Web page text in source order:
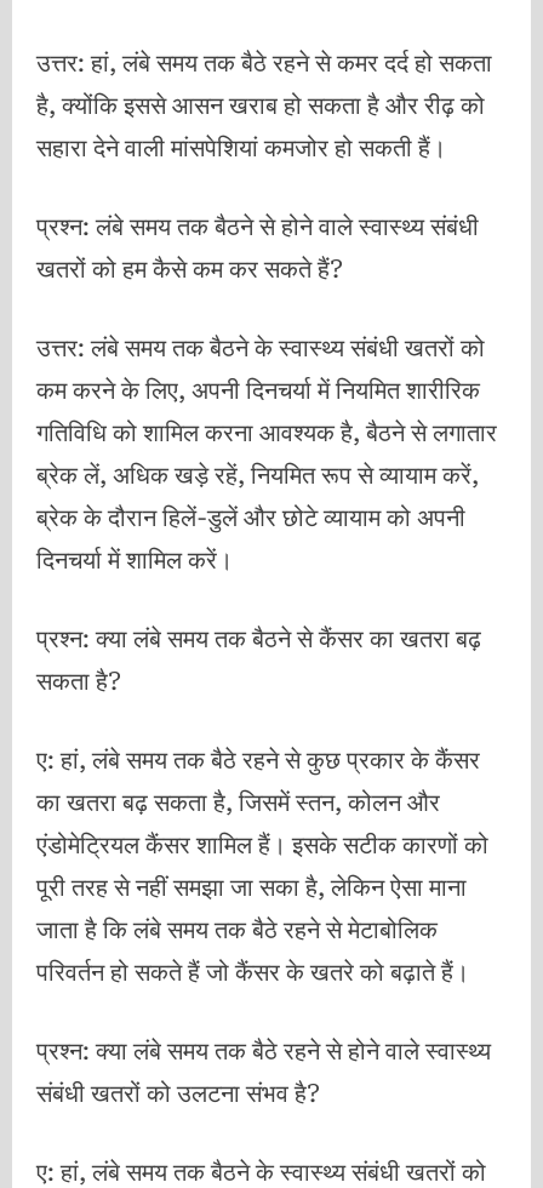
उत्तर: हां, लंबे समय तक बैठे रहने से कमर दर्द हो सकता
है, क्योंकि इससे आसन खराब हो सकता है और रीढ़ को
सहारा देने वाली मांसपेशियां कमजोर हो सकती हैं।
प्रश्न: लंबे समय तक बैठने से होने वाले स्वास्थ्य संबंधी
खतरों को हम कैसे कम कर सकते हैं?
उत्तर: लंबे समय तक बैठने के स्वास्थ्य संबंधी खतरों को
कम करने के लिए, अपनी दिनचर्या में नियमित शारीरिक
गतिविधि को शामिल करना आवश्यक है, बैठने से लगातार
ब्रेक लें, अधिक खड़े रहें, नियमित रूप से व्यायाम करें,
ब्रेक के दौरान हिलें-डुलें और छोटे व्यायाम को अपनी
दिनचर्या में शामिल करें।
प्रश्न: क्या लंबे समय तक बैठने से कैंसर का खतरा बढ़
सकता है?
ए: हां, लंबे समय तक बैठे रहने से कुछ प्रकार के कैंसर
का खतरा बढ़ सकता है, जिसमें स्तन, कोलन और
एंडोमेट्रियल कैंसर शामिल हैं। इसके सटीक कारणों को
पूरी तरह से नहीं समझा जा सका है, लेकिन ऐसा माना
जाता है कि लंबे समय तक बैठे रहने से मेटाबोलिक
परिवर्तन हो सकते हैं जो कैंसर के खतरे को बढ़ाते हैं।
प्रश्न: क्या लंबे समय तक बैठे रहने से होने वाले स्वास्थ्य
संबंधी खतरों को उलटना संभव है?
ए: हां, लंबे समय तक बैठने के स्वास्थ्य संबंधी खतरों को